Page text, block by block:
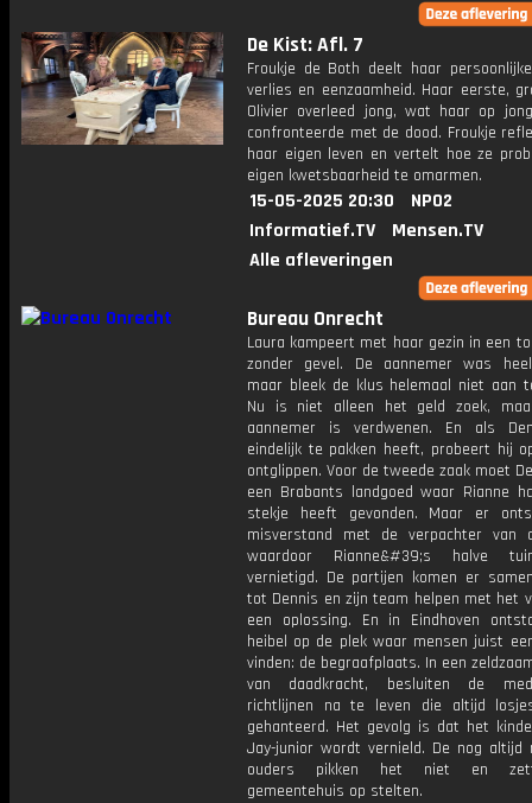
De Kist: Afl. 7
Froukje de Both deelt haar
verlies en eenzaamheid. Haar eerste,
Olivier overleed jong, wat haar op
confronteerde met de dood. Froukje
haar eigen leven en vertelt hoe ze
eigen kwetsbaarheid te omarmen.
15-05-2025 20:30
NPO2
Informatief.TV
Mensen.TV
Alle afleveringen
Bureau Onrecht
Laura kampeert met haar gezin in een
zonder gevel. De aannemer was
maar bleek de klus helemaal niet aan
Nu is niet alleen het geld zoek,
aannemer is verdwenen. En als
eindelijk te pakken heeft, probeert hij
ontglippen. Voor de tweede zaak moet
een Brabants landgoed waar Rianne
stekje heeft gevonden. Maar er
misverstand met de verpachter van
waardoor Rianne&#39;s halve
vernietigd. De partijen komen er
tot Dennis en zijn team helpen met het
een oplossing. En in Eindhoven
heibel op de plek waar mensen juist
vinden: de begraafplaats. In een
van daadkracht, besluiten de
richtlijnen na te leven die altijd
gehanteerd. Het gevolg is dat het
Jay-junior wordt vernield. De nog altijd
ouders pikken het niet en
gemeentehuis op stelten.